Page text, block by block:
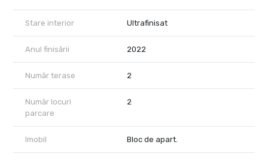
Stare interior Ultrafinisat
Anul finisării 2022
Număr terase 2
Număr locuri
parcare
2
Imobil Bloc de apart.